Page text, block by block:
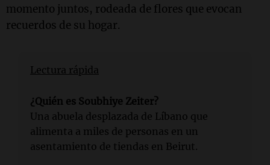
momento juntos, rodeada de flores que evocan
recuerdos de su hogar.
Lectura rápida
¿Quién es Soubhiye Zeiter?
Una abuela desplazada de Líbano que
alimenta a miles de personas en un
asentamiento de tiendas en Beirut.